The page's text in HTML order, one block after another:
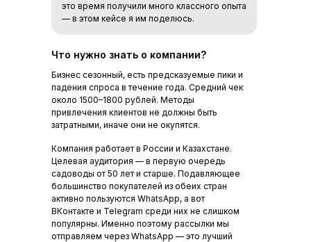
это время получили много классного опыта
— в этом кейсе я им поделюсь.
Что нужно знать о компании?
Бизнес сезонный, есть предсказуемые пики и
падения спроса в течение года. Средний чек
около 1500–1800 рублей. Методы
привлечения клиентов не должны быть
затратными, иначе они не окупятся.
Компания работает в России и Казахстане.
Целевая аудитория — в первую очередь
садоводы от 50 лет и старше. Подавляющее
большинство покупателей из обеих стран
активно пользуются WhatsApp, а вот
ВКонтакте и Telegram среди них не слишком
популярны. Именно поэтому рассылки мы
отправляем через WhatsApp — это лучший